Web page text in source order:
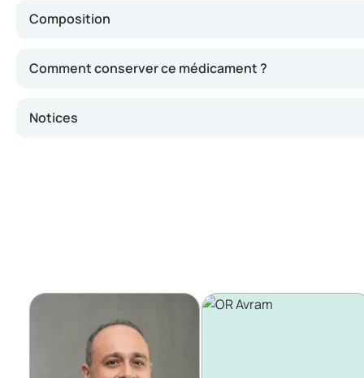
Composition
Comment conserver ce médicament ?
Notices